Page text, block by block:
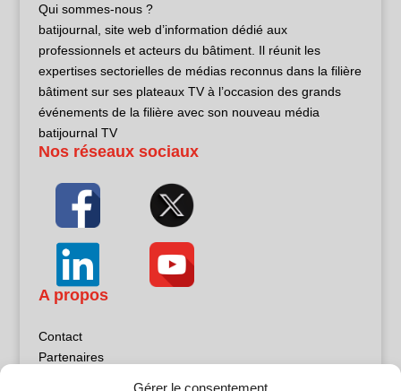
Gérer le consentement
Qui sommes-nous ?
batijournal, site web d’information dédié aux
professionnels et acteurs du bâtiment. Il réunit les
expertises sectorielles de médias reconnus dans la filière
bâtiment sur ses plateaux TV à l’occasion des grands
événements de la filière avec son nouveau média
batijournal TV
Nos réseaux sociaux
A propos
Contact
Partenaires